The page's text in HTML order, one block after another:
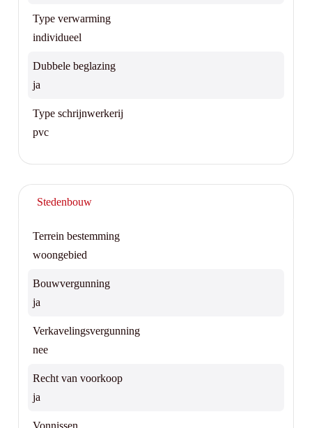
Type verwarming
individueel
Dubbele beglazing
ja
Type schrijnwerkerij
pvc
Stedenbouw
Terrein bestemming
woongebied
Bouwvergunning
ja
Verkavelingsvergunning
nee
Recht van voorkoop
ja